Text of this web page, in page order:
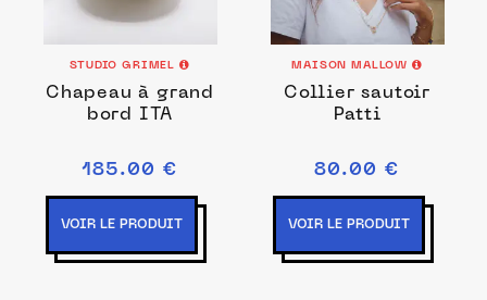
STUDIO GRIMEL
Chapeau à grand
bord ITA
185.00 €
VOIR LE PRODUIT
MAISON MALLOW
Collier sautoir
Patti
80.00 €
VOIR LE PRODUIT